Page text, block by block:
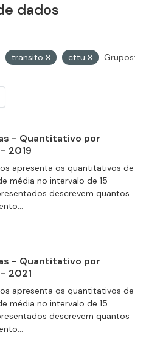
dados
transito cttu
Grupos:
- Quantitativo por
2019
apresenta os quantitativos de
média no intervalo de 15
descrevem quantos
- Quantitativo por
2021
apresenta os quantitativos de
média no intervalo de 15
descrevem quantos